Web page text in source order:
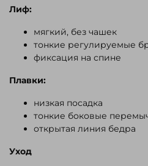
Лиф:
мягкий, без чашек
тонкие регулируемые
фиксация на спине
Плавки:
низкая посадка
тонкие боковые
открытая линия бедра
Уход